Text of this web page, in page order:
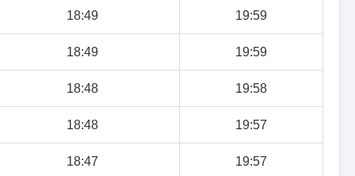
18:49 19:59
18:49 19:59
18:48 19:58
18:48 19:57
18:47 19:57